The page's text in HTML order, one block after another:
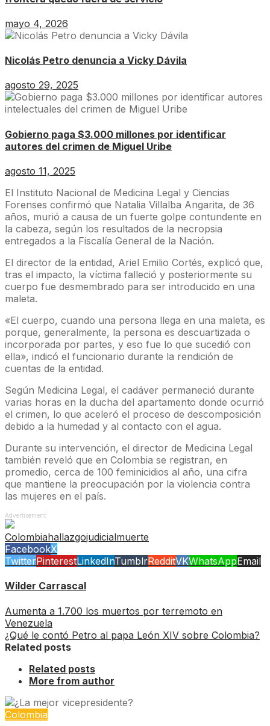
mayo 4, 2026
Nicolás Petro denuncia a Vicky Dávila
agosto 29, 2025
Gobierno paga $3.000 millones por identificar
autores del crimen de Miguel Uribe
agosto 11, 2025
El Instituto Nacional de Medicina Legal y Ciencias
Forenses confirmó que Natalia Villalba Angarita, de 36
años, murió a causa de un fuerte golpe contundente en
la cabeza, según los resultados de la necropsia
entregados a la Fiscalía General de la Nación.
El director de la entidad, Ariel Emilio Cortés, explicó que,
tras el impacto, la víctima falleció y posteriormente su
cuerpo fue desmembrado para ser introducido en una
maleta.
«El cuerpo, cuando una persona llega en una maleta, es
porque, generalmente, la persona es descuartizada o
incorporada por partes, y eso fue lo que sucedió con
ella», indicó el funcionario durante la rendición de
cuentas de la entidad.
Según Medicina Legal, el cadáver permaneció durante
varias horas en la ducha del apartamento donde ocurrió
el crimen, lo que aceleró el proceso de descomposición
debido a la humedad y al contacto con el agua.
Durante su intervención, el director de Medicina Legal
también reveló que en Colombia se registran, en
promedio, cerca de 100 feminicidios al año, una cifra
que mantiene la preocupación por la violencia contra
las mujeres en el país.
Advertisement
Colombiahallazgojudicialmuerte
FacebookX
TwitterPinterestLinkedInTumblrRedditVKWhatsAppEmail
Wilder Carrascal
Aumenta a 1.700 los muertos por terremoto en
Venezuela
¿Qué le contó Petro al papa León XIV sobre Colombia?
Related posts
Related posts
More from author
Colombia